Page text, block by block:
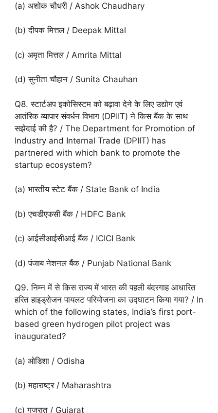
(a) अशोक चौधरी / Ashok Chaudhary
(b) दीपक मित्तल / Deepak Mittal
(c) अमृता मित्तल / Amrita Mittal
(d) सुनीता चौहान / Sunita Chauhan
Q8. स्टार्टअप इकोसिस्टम को बढ़ावा देने के लिए उद्योग एवं
आतंरिक व्यापार संवर्धन विभाग (DPIIT) ने किस बैंक के साथ
सझेदाई की है? / The Department for Promotion of
Industry and Internal Trade (DPIIT) has
partnered with which bank to promote the
startup ecosystem?
(a) भारतीय स्टेट बैंक / State Bank of India
(b) एचडीएफसी बैंक / HDFC Bank
(c) आईसीआईसीआई बैंक / ICICI Bank
(d) पंजाब नेशनल बैंक / Punjab National Bank
Q9. निम्न में से किस राज्य में भारत की पहली बंदरगाह आधारित
हरित हाइड्रोजन पायलट परियोजना का उद्घाटन किया गया? / In
which of the following states, India’s first port-
based green hydrogen pilot project was
inaugurated?
(a) ओडिशा / Odisha
(b) महाराष्ट्र / Maharashtra
(c) गुजरात / Gujarat